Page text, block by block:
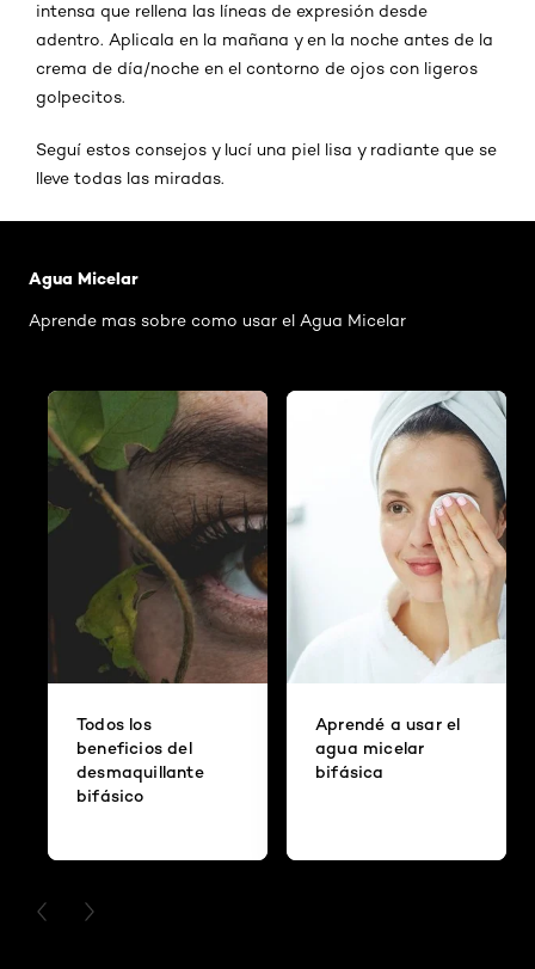
intensa que rellena las líneas de expresión desde
adentro. Aplicala en la mañana y en la noche antes de la
crema de día/noche en el contorno de ojos con ligeros
golpecitos.
Seguí estos consejos y lucí una piel lisa y radiante que se
lleve todas las miradas.
Agua Micelar
Aprende mas sobre como usar el Agua Micelar
Todos los
beneficios del
desmaquillante
bifásico
Aprendé a usar el
agua micelar
bifásica
PREVIOUS CARD
NEXT CARD